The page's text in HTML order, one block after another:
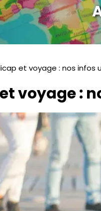
et voyage : nos infos
voyage :